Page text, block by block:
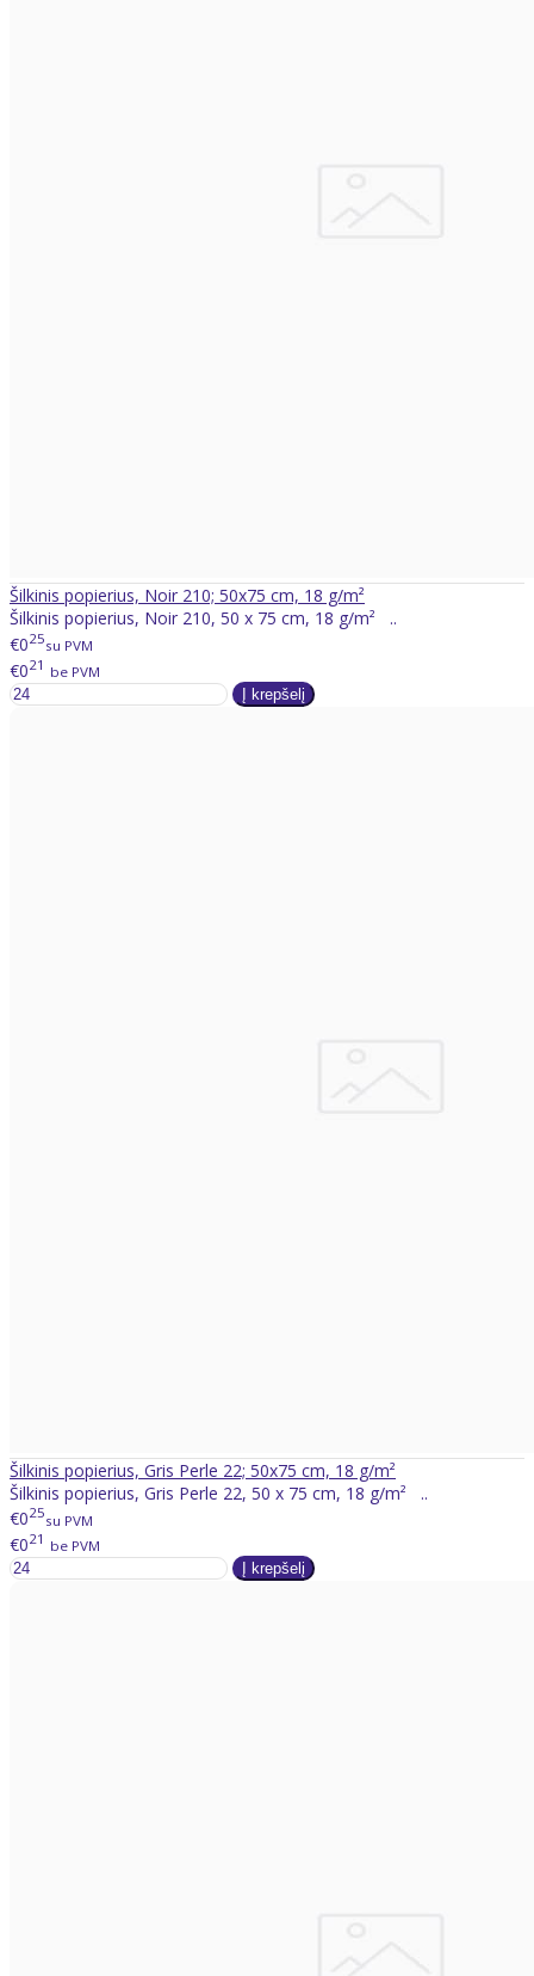
Šilkinis popierius, Noir 210; 50x75 cm, 18 g/m²
Šilkinis popierius, Noir 210, 50 x 75 cm, 18 g/m² ..
€025su PVM
€021 be PVM
Šilkinis popierius, Gris Perle 22; 50x75 cm, 18 g/m²
Šilkinis popierius, Gris Perle 22, 50 x 75 cm, 18 g/m² ..
€025su PVM
€021 be PVM